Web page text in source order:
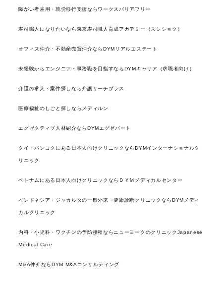
障がい者雇用・就労移行支援ならワークスバリアフリー
寿司職人になりたいなら東京寿司職人育成アカデミー（スシショク）
オフィス仲介・不動産売買仲介ならDYMリアルエステート
未経験からエンジニア・事務職を目指すならDYMキャリア（求職者向け）
介護の求人・案件探しなら介護サーチプラス
医療福祉のしごと探しならメディルン
エグゼクティブ人材紹介ならDYMエグゼパート
タイ・バンコクにある日本人向けクリニックならDYMインターナショナルク
リニック
ベトナムにある日本人向けクリニックならＤＹＭメディカルセンター
インドネシア・ジャカルタの一般外来・健康診断クリニックならDYMメディ
カルクリニック
内科・小児科・ワクチンの予防接種ならニューヨークのクリニックJapanese
Medical Care
M&A仲介ならDYM M&Aコンサルティング